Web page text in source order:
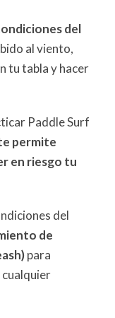
del
al viento,
tu tabla y hacer
Paddle Surf
permite
en riesgo tu
del
de
para